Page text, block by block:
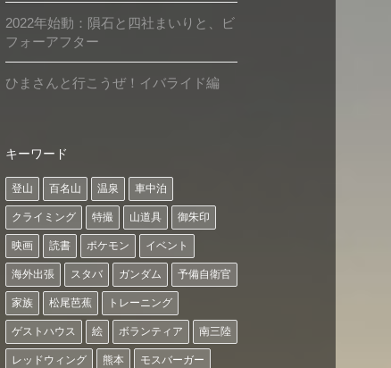
2022年始動：隕石と四社まいりと、ビ
フォーアフター
ひまさんと行こうぜ！イバライド編
キーワード
登山 百名山 温泉 車中泊
クライミング 特撮 山道具 御朱印
映画 読書 ポケモン イベント
海外出張 スタバ ガンダム 予備自衛官
家族 松尾芭蕉 トレーニング
ゲストハウス 絵 ボランティア 南三陸
レッドウィング 熊本 モスバーガー